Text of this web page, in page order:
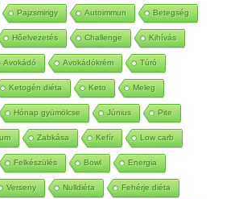
Pajzsmirigy Autoimmun Betegség
Hőelvezetés Challenge Kihívás
Avokádó Avokádókrém Túró
Ketogén diéta Keto Meleg
Hónap gyümölcse Június Pite
Zabkása Kefír Low carb
Felkészülés Bowl Energia
Verseny Nulldiéta Fehérje diéta